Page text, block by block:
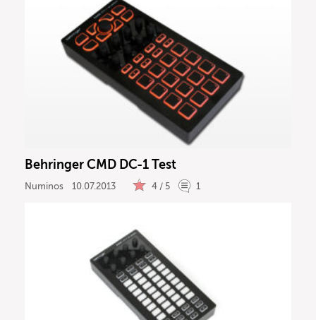
Behringer CMD DC-1 Test
Numinos 10.07.2013 4 / 5 1